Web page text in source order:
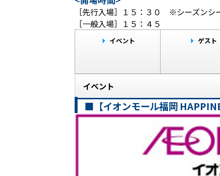
［先行入場］１５：３０ ※シーズンシ
［一般入場］１５：４５
イベント ゲスト
イベント
■【イオンモール福岡